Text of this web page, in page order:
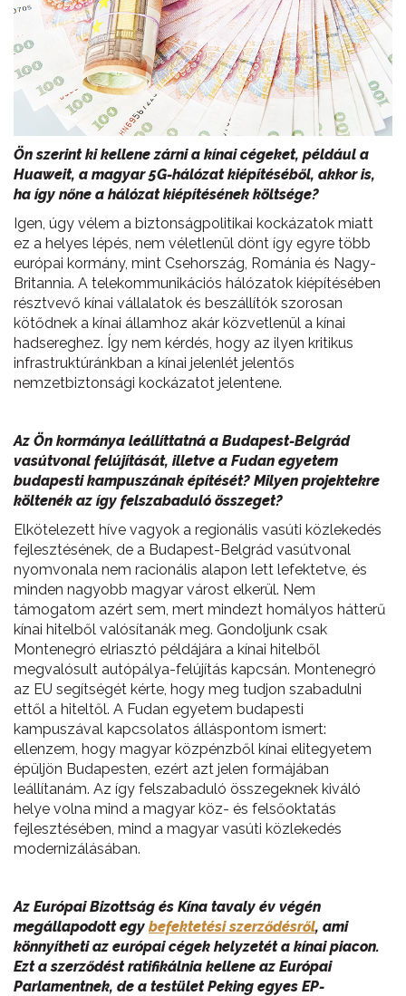
Ön szerint ki kellene zárni a kínai cégeket, például a
Huaweit, a magyar 5G-hálózat kiépítéséből, akkor is,
ha így nőne a hálózat kiépítésének költsége?
Igen, úgy vélem a biztonságpolitikai kockázatok miatt
ez a helyes lépés, nem véletlenül dönt így egyre több
európai kormány, mint Csehország, Románia és Nagy-
Britannia. A telekommunikációs hálózatok kiépítésében
résztvevő kínai vállalatok és beszállítók szorosan
kötődnek a kínai államhoz akár közvetlenül a kínai
hadsereghez. Így nem kérdés, hogy az ilyen kritikus
infrastruktúránkban a kínai jelenlét jelentős
nemzetbiztonsági kockázatot jelentene.
Az Ön kormánya leállíttatná a Budapest-Belgrád
vasútvonal felújítását, illetve a Fudan egyetem
budapesti kampuszának építését? Milyen projektekre
költenék az így felszabaduló összeget?
Elkötelezett híve vagyok a regionális vasúti közlekedés
fejlesztésének, de a Budapest-Belgrád vasútvonal
nyomvonala nem racionális alapon lett lefektetve, és
minden nagyobb magyar várost elkerül. Nem
támogatom azért sem, mert mindezt homályos hátterű
kínai hitelből valósítanák meg. Gondoljunk csak
Montenegró elriasztó példájára a kínai hitelből
megvalósult autópálya-felújítás kapcsán. Montenegró
az EU segítségét kérte, hogy meg tudjon szabadulni
ettől a hiteltől. A Fudan egyetem budapesti
kampuszával kapcsolatos álláspontom ismert:
ellenzem, hogy magyar közpénzből kínai elitegyetem
épüljön Budapesten, ezért azt jelen formájában
leállítanám. Az így felszabaduló összegeknek kiváló
helye volna mind a magyar köz- és felsőoktatás
fejlesztésében, mind a magyar vasúti közlekedés
modernizálásában.
Az Európai Bizottság és Kína tavaly év végén
megállapodott egy befektetési szerződésről, ami
könnyítheti az európai cégek helyzetét a kínai piacon.
Ezt a szerződést ratifikálnia kellene az Európai
Parlamentnek, de a testület Peking egyes EP-